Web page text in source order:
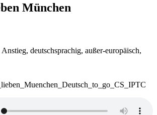
München
Anstieg, deutschsprachig, außer-europäisch,